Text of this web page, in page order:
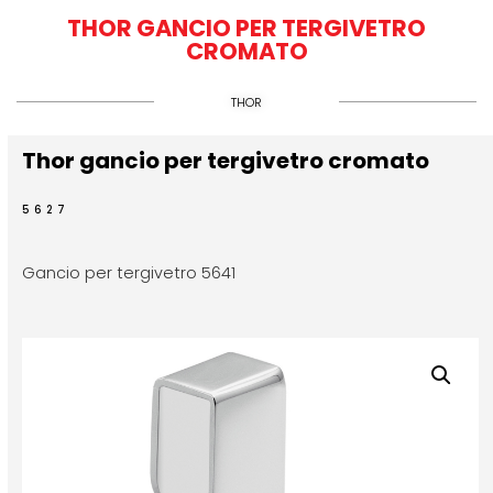
THOR GANCIO PER TERGIVETRO
CROMATO
THOR
Thor gancio per tergivetro cromato
5627
Gancio per tergivetro 5641